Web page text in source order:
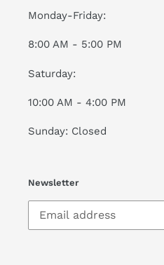
Monday-Friday:
8:00 AM - 5:00 PM
Saturday:
10:00 AM - 4:00 PM
Sunday: Closed
Newsletter